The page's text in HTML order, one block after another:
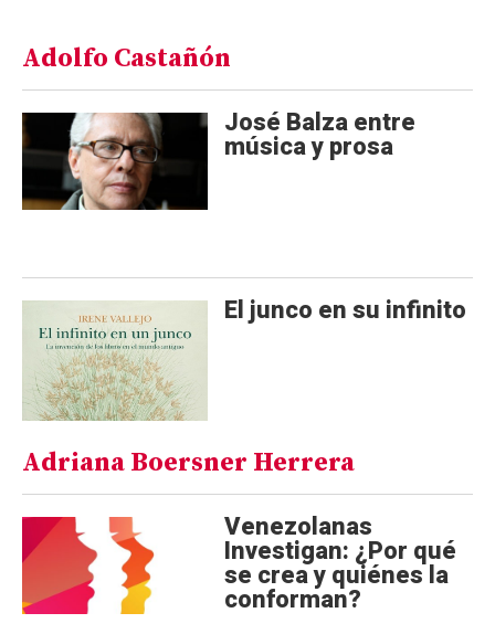
Adolfo Castañón
José Balza entre
música y prosa
El‌ ‌junco‌ ‌en‌ ‌su‌ ‌infinito‌ ‌
Adriana Boersner Herrera
Venezolanas
Investigan: ¿Por qué
se crea y quiénes la
conforman?